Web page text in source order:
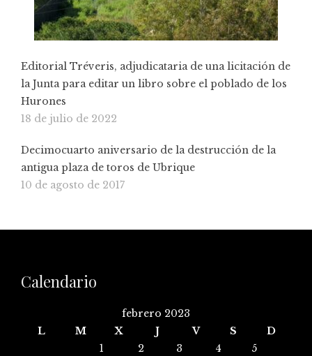
Editorial Tréveris, adjudicataria de una licitación de
la Junta para editar un libro sobre el poblado de los
Hurones
18 de julio de 2022
Decimocuarto aniversario de la destrucción de la
antigua plaza de toros de Ubrique
10 de agosto de 2017
Calendario
febrero 2023
L
M X J V S
D
1
2 3 4
5